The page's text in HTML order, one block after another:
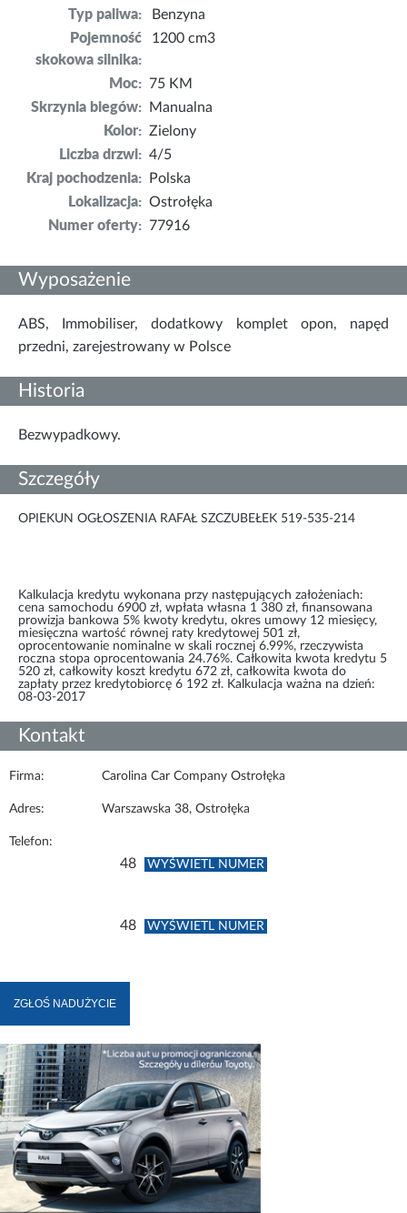
Typ paliwa:
Benzyna
Pojemność
skokowa silnika:
1200 cm3
Moc: 75 KM
Skrzynia biegów:
Manualna
Kolor: Zielony
Liczba drzwi: 4/5
Kraj pochodzenia:
Polska
Lokalizacja: Ostrołęka
Numer oferty: 77916
Wyposażenie
ABS, Immobiliser, dodatkowy komplet opon, napęd
przedni, zarejestrowany w Polsce
Historia
Bezwypadkowy.
Szczegóły
OPIEKUN OGŁOSZENIA RAFAŁ SZCZUBEŁEK 519-535-214
Kalkulacja kredytu wykonana przy następujących założeniach:
cena samochodu 6900 zł, wpłata własna 1 380 zł, finansowana
prowizja bankowa 5% kwoty kredytu, okres umowy 12 miesięcy,
miesięczna wartość równej raty kredytowej 501 zł,
oprocentowanie nominalne w skali rocznej 6.99%, rzeczywista
roczna stopa oprocentowania 24.76%. Całkowita kwota kredytu 5
520 zł, całkowity koszt kredytu 672 zł, całkowita kwota do
zapłaty przez kredytobiorcę 6 192 zł. Kalkulacja ważna na dzień:
08-03-2017
Kontakt
Firma: Carolina Car Company Ostrołęka
Adres: Warszawska 38, Ostrołęka
Telefon:
48 WYŚWIETL NUMER
48 WYŚWIETL NUMER